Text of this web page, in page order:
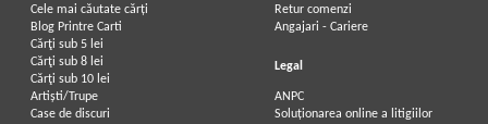
Cele mai căutate cărți
Blog Printre Carti
Cărţi sub 5 lei
Cărţi sub 8 lei
Cărţi sub 10 lei
Artiști/Trupe
Case de discuri
Retur comenzi
Angajari - Cariere
Legal
ANPC
Soluționarea online a litigiilor